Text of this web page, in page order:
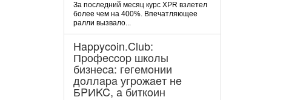
За последний месяц курс XPR взлетел
более чем на 400%. Впечатляющее
ралли вызвало...
Happycoin.Club:
Пpoфeccop шкoлы
бизнeca: гeгeмoнии
дoллapa угpoжaeт нe
БPИKC, a биткoин